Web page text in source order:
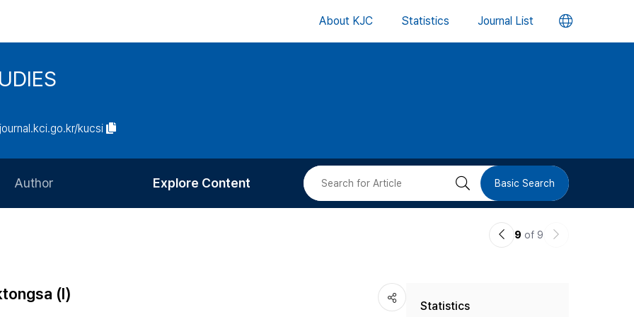
About KJC Statistics Journal List 언
버
kucsi
Author
Article Processing Charge
Explore Content 검 Basic Search
이9 of 9
다
(Ⅰ)
Statistics